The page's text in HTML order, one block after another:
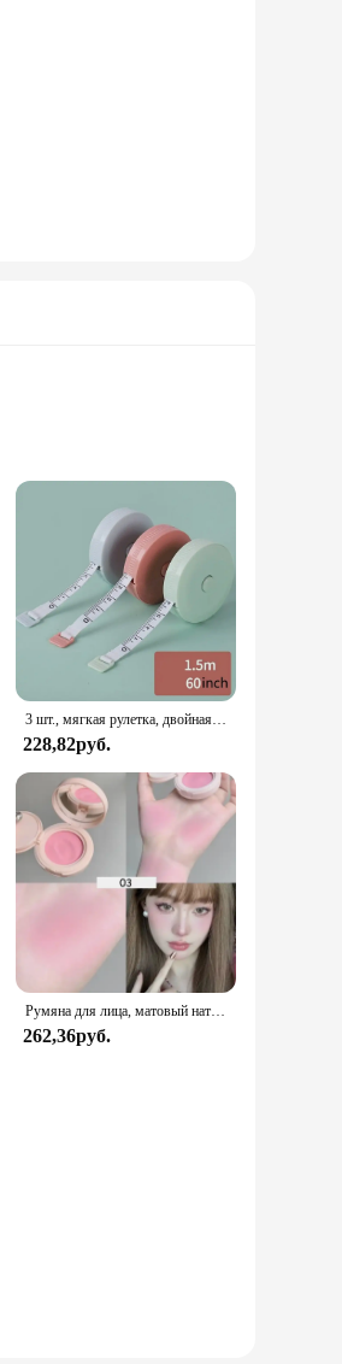
tailor or a DIY enthusiast,
crafting, or DIY
around curved
needs. Whether you're
time. Its durability and
3 шт., мягкая рулетка, двойная шкала, гибкая измерительная линейка для шитья тела, инструменты для портновского ремесла
228,82руб.
Румяна для лица, матовый натуральный оттенок щек, осветление, контур лица водостойкая косметика, румяна, пудра, мягкий женский макияж, 1 шт. румяна
262,36руб.